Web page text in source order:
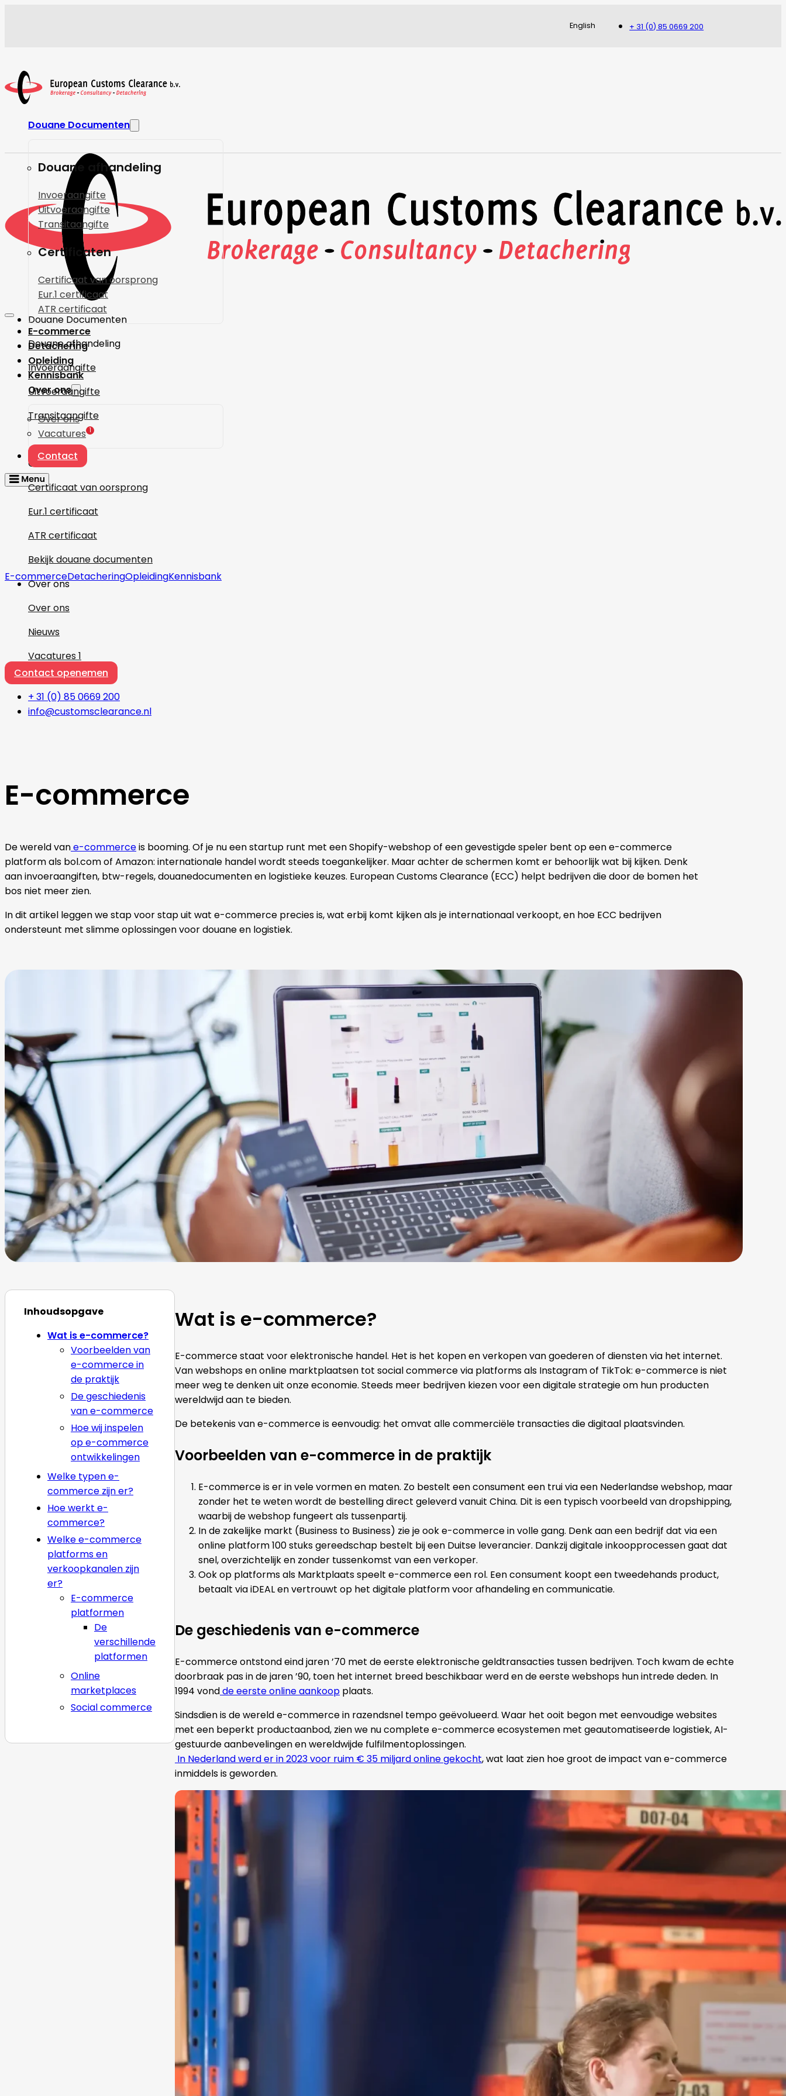
English + 31 (0) 85 0669 200
Douane Documenten
Douane afhandeling
Invoeraangifte
Uitvoeraangifte
Transitaangifte
Certificaten
Certificaat van oorsprong
Eur.1 certificaat
ATR certificaat
E-commerce
Detachering
Opleiding
Kennisbank
Over ons
Over ons
Vacatures 1
Contact
Douane Documenten
Douane afhandeling
Invoeraangifte
Uitvoeraangifte
Transitaangifte
Certificaten
Certificaat van oorsprong
Eur.1 certificaat
ATR certificaat
Bekijk douane documenten
E-commerceDetacheringOpleidingKennisbank
Over ons
Over ons
Nieuws
Vacatures1
Contact openemen
+ 31 (0) 85 0669 200
info@customsclearance.nl
E-commerce
De wereld vane-commerceis booming. Of je nu een startup runt met een Shopify-webshop of een gevestigde speler bent op een e-commerce
platform als bol.com of Amazon: internationale handel wordt steeds toegankelijker. Maar achter de schermen komt er behoorlijk wat bij kijken. Denk
aan invoeraangiften, btw-regels, douanedocumenten en logistieke keuzes. European Customs Clearance (ECC) helpt bedrijven die door de bomen het
bos niet meer zien.
In dit artikel leggen we stap voor stap uit wat e-commerce precies is, wat erbij komt kijken als je internationaal verkoopt, en hoe ECC bedrijven
ondersteunt met slimme oplossingen voor douane en logistiek.
Inhoudsopgave
Wat is e-commerce?
Voorbeelden van
e-commerce in
de praktijk
De geschiedenis
van e-commerce
Hoe wij inspelen
op e-commerce
ontwikkelingen
Welke typen e-
commerce zijn er?
Hoe werkt e-
commerce?
Welke e-commerce
platforms en
verkoopkanalen zijn
er?
E-commerce
platformen
De
verschillende
platformen
Online
marketplaces
Social commerce
Wat is e-commerce?
E-commerce staat voor elektronische handel. Het is het kopen en verkopen van goederen of diensten via het internet.
Van webshops en online marktplaatsen tot social commerce via platforms als Instagram of TikTok: e-commerce is niet
meer weg te denken uit onze economie. Steeds meer bedrijven kiezen voor een digitale strategie om hun producten
wereldwijd aan te bieden.
De betekenis van e-commerce is eenvoudig: het omvat alle commerciële transacties die digitaal plaatsvinden.
Voorbeelden van e-commerce in de praktijk
E-commerce is er in vele vormen en maten. Zo bestelt een consument een trui via een Nederlandse webshop, maar
zonder het te weten wordt de bestelling direct geleverd vanuit China. Dit is een typisch voorbeeld van dropshipping,
waarbij de webshop fungeert als tussenpartij.
In de zakelijke markt (Business to Business) zie je ook e-commerce in volle gang. Denk aan een bedrijf dat via een
online platform 100 stuks gereedschap bestelt bij een Duitse leverancier. Dankzij digitale inkoopprocessen gaat dat
snel, overzichtelijk en zonder tussenkomst van een verkoper.
Ook op platforms als Marktplaats speelt e-commerce een rol. Een consument koopt een tweedehands product,
betaalt via iDEAL en vertrouwt op het digitale platform voor afhandeling en communicatie.
De geschiedenis van e-commerce
E-commerce ontstond eind jaren ’70 met de eerste elektronische geldtransacties tussen bedrijven. Toch kwam de echte
doorbraak pas in de jaren ’90, toen het internet breed beschikbaar werd en de eerste webshops hun intrede deden. In
1994 vondde eerste online aankoop plaats.
Sindsdien is de wereld e-commerce in razendsnel tempo geëvolueerd. Waar het ooit begon met eenvoudige websites
met een beperkt productaanbod, zien we nu complete e-commerce ecosystemen met geautomatiseerde logistiek, AI-
gestuurde aanbevelingen en wereldwijde fulfilmentoplossingen.
In Nederland werd er in 2023 voor ruim € 35 miljard online gekocht, wat laat zien hoe groot de impact van e-commerce
inmiddels is geworden.